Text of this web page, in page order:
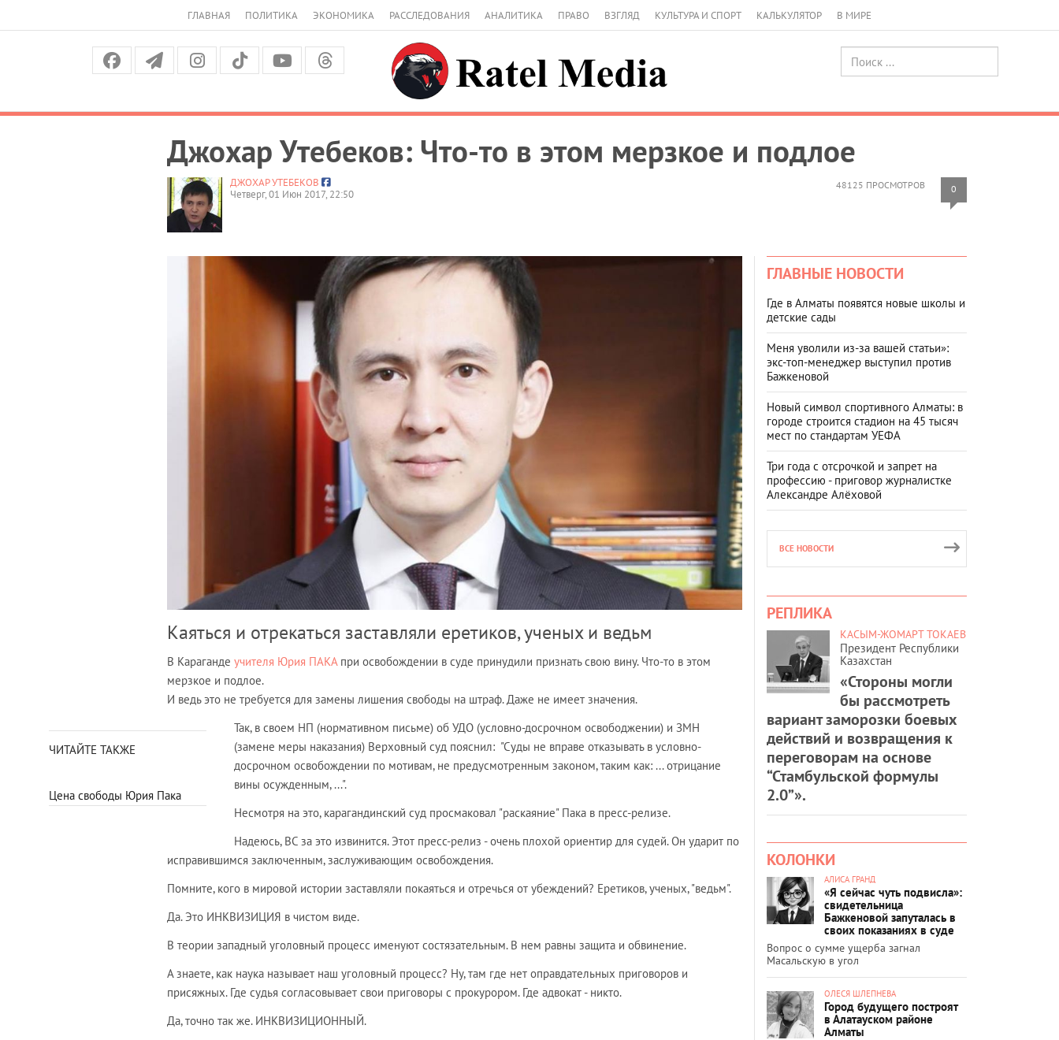
ГЛАВНАЯ ПОЛИТИКА ЭКОНОМИКА РАССЛЕДОВАНИЯ АНАЛИТИКА ПРАВО ВЗГЛЯД КУЛЬТУРА И СПОРТ КАЛЬКУЛЯТОР В МИРЕ
Джохар Утебеков: Что-то в этом мерзкое и подлое
48125 ПРОСМОТРОВ 0
ДЖОХАР УТЕБЕКОВ
Четверг, 01 Июн 2017, 22:50
Каяться и отрекаться заставляли еретиков, ученых и ведьм
В Караганде учителя Юрия ПАКАпри освобождении в суде принудили признать свою вину. Что-то в этом
мерзкое и подлое.
И ведь это не требуется для замены лишения свободы на штраф. Даже не имеет значения.
ЧИТАЙТЕ ТАКЖЕ
Цена свободы Юрия Пака
Так, в своем НП (нормативном письме) об УДО (условно-досрочном освободжении) и ЗМН
(замене меры наказания) Верховный суд пояснил: "Суды не вправе отказывать в условно-
досрочном освобождении по мотивам, не предусмотренным законом, таким как: ... отрицание
вины осужденным, ...".
Несмотря на это, карагандинский суд просмаковал "раскаяние" Пака в пресс-релизе.
Надеюсь, ВС за это извинится. Этот пресс-релиз - очень плохой ориентир для судей. Он ударит по
исправившимся заключенным, заслуживающим освобождения.
Помните, кого в мировой истории заставляли покаяться и отречься от убеждений? Еретиков, ученых, "ведьм".
Да. Это ИНКВИЗИЦИЯ в чистом виде.
В теории западный уголовный процесс именуют состязательным. В нем равны защита и обвинение.
А знаете, как наука называет наш уголовный процесс? Ну, там где нет оправдательных приговоров и
присяжных. Где судья согласовывает свои приговоры с прокурором. Где адвокат - никто.
Да, точно так же. ИНКВИЗИЦИОННЫЙ.
ГЛАВНЫЕ НОВОСТИ
Где в Алматы появятся новые школы и
детские сады
Меня уволили из-за вашей статьи»:
экс-топ-менеджер выступил против
Бажкеновой
Новый символ спортивного Алматы: в
городе строится стадион на 45 тысяч
мест по стандартам УЕФА
Три года с отсрочкой и запрет на
профессию - приговор журналистке
Александре Алёховой
ВСЕ НОВОСТИ
РЕПЛИКА
КАСЫМ-ЖОМАРТ ТОКАЕВ
Президент Республики
Казахстан
«Стороны могли
бы рассмотреть
вариант заморозки боевых
действий и возвращения к
переговорам на основе
“Стамбульской формулы
2.0”».
КОЛОНКИ
АЛИСА ГРАНД
«Я сейчас чуть подвисла»:
свидетельница
Бажкеновой запуталась в
своих показаниях в суде
Вопрос о сумме ущерба загнал
Масальскую в угол
ОЛЕСЯ ШЛЕПНЕВА
Город будущего построят
в Алатауском районе
Алматы